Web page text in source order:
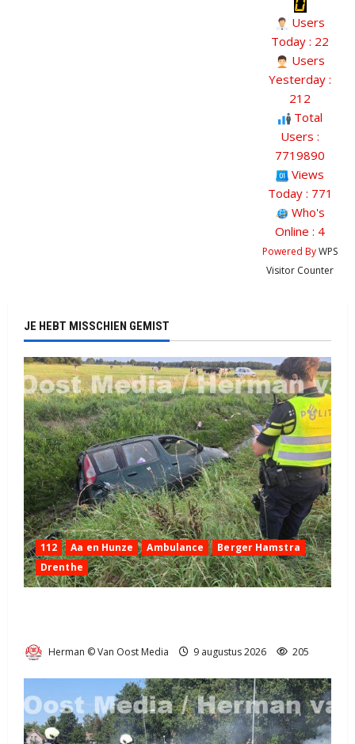
Users
Today : 22
Users
Yesterday :
212
Total
Users :
7719890
Views
Today : 771
Who's
Online : 4
Powered ByWPS
Visitor Counter
JE HEBT MISSCHIEN GEMIST
112 Aa en Hunze Ambulance
Berger Hamstra
Drenthe
Herman © Van Oost Media 9 augustus 2026 205